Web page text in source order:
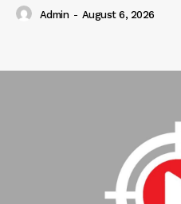
Admin - August 6, 2026